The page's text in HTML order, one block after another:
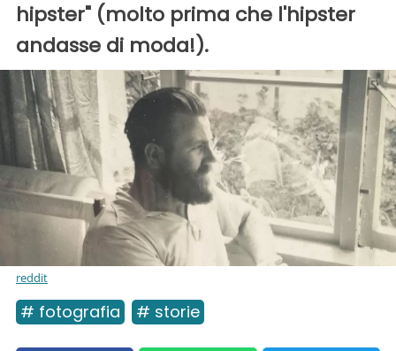
hipster" (molto prima che l'hipster
andasse di moda!).
reddit
# fotografia # storie